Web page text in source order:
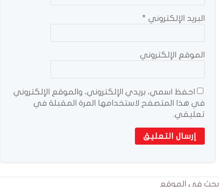
البريد الإلكتروني *
الموقع الإلكتروني
احفظ اسمي، بريدي الإلكتروني، والموقع الإلكتروني
في هذا المتصفح لاستخدامها المرة المقبلة في
تعليقي.
بحث في الموقع